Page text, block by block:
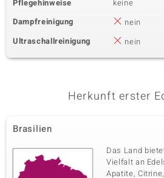
Pflegehinweise
keine
Dampfreinigung
nein
Ultraschallreinigung
nein
Herkunft erster
Brasilien
Das Land
Vielfalt an
Apatite,